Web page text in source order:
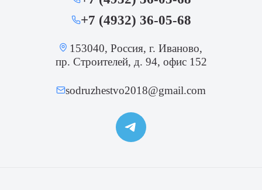
+7 (4932) 36-05-68
153040, Россия, г. Иваново,
пр. Строителей, д. 94, офис 152
sodruzhestvo2018@gmail.com